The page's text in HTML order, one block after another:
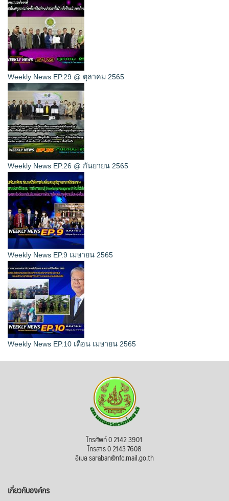
Weekly News EP.29 @ ตุลาคม 2565
Weekly News EP.26 @ กันยายน 2565
Weekly News EP.9 เมษายน 2565
Weekly News EP.10 เดือน เมษายน 2565
โทรศัพท์ 0 2142 3901
โทรสาร 0 2143 7608
อีเมล saraban@nfc.mail.go.th
เกี่ยวกับองค์กร